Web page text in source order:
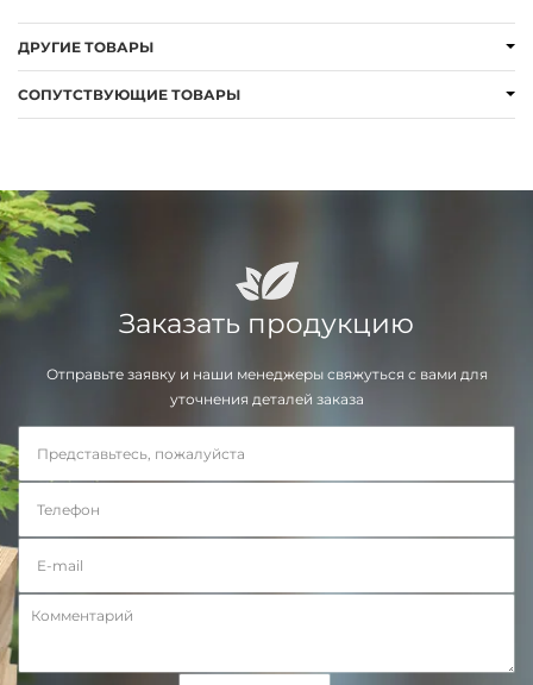
ДРУГИЕ ТОВАРЫ
СОПУТСТВУЮЩИЕ ТОВАРЫ
Заказать продукцию
Отправьте заявку и наши менеджеры свяжуться с вами для
уточнения деталей заказа